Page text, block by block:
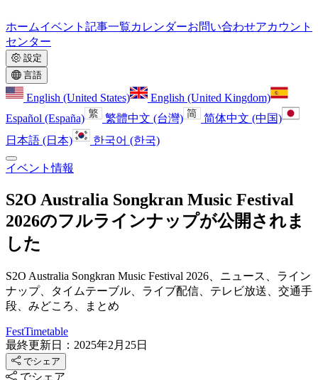
ホームイベント 記事一覧カレンダーお問い合わせアカウント
センター
設定
言語
English (United States)
English (United Kingdom)
Español (España)
繁體中文 (台灣)
简体中文 (中国)
日本語 (日本)
한국어 (한국)
イベント情報
S2O Australia Songkran Music Festival
2026のフルラインナップが公開されま
した
S2O Australia Songkran Music Festival 2026、ニュース、ライン
ナップ、タイムテーブル、ライブ配信、テレビ放送、交通手
段、みどころ、まとめ
FestTimetable
最終更新日：2025年2月25日
でシェア
でシェア